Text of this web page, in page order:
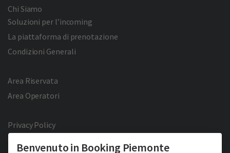
Chi Siamo
Soluzioni per l’incoming
La piattaforma di prenotazione
Condizioni Generali
Area Riservata
Area Operatori
Privacy Policy
Benvenuto in Booking Piemonte